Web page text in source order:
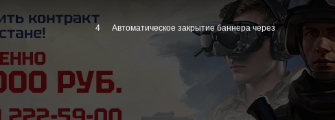
3 Автоматическое закрытие баннера через